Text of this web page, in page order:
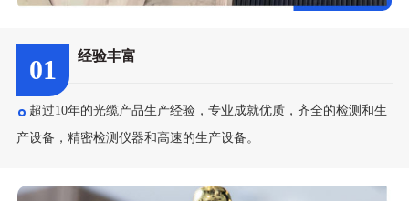
01 经验丰富
超过10年的光缆产品生产经验，专业成就优质，齐全的检测和生
产设备，精密检测仪器和高速的生产设备。